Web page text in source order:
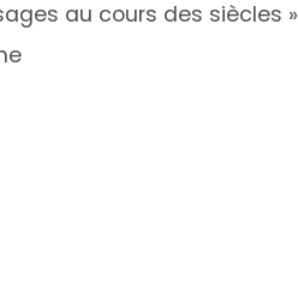
au cours des siècles »